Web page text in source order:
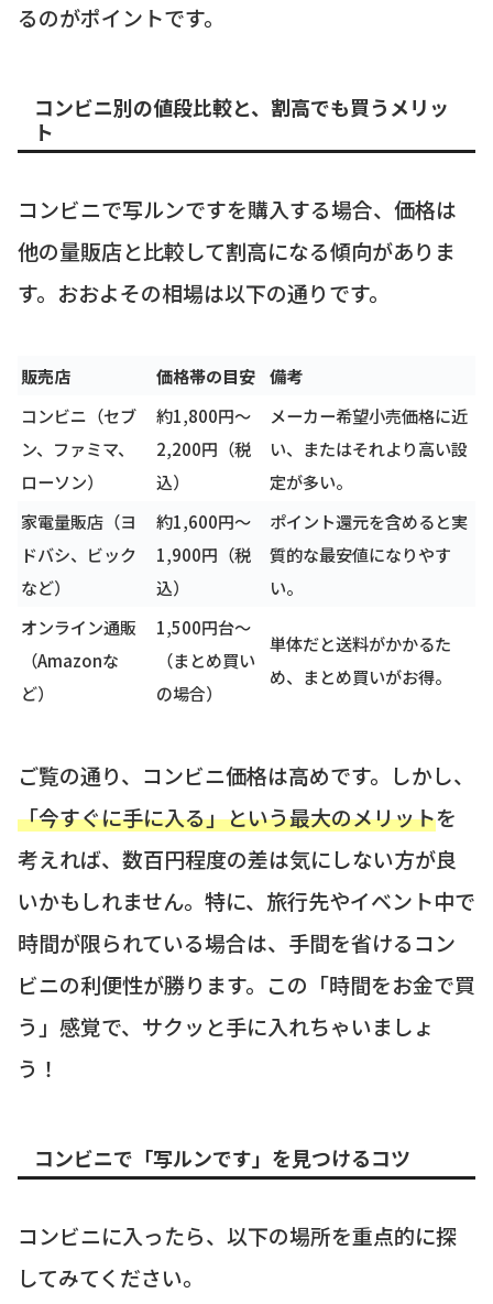
るのがポイントです。
コンビニ別の値段比較と、割高でも買うメリッ
ト
コンビニで写ルンですを購入する場合、価格は
他の量販店と比較して割高になる傾向がありま
す。おおよその相場は以下の通りです。
販売店 価格帯の目安 備考
コンビニ（セブ
ン、ファミマ、
ローソン）
約1,800円〜
2,200円（税
込）
メーカー希望小売価格に近
い、またはそれより高い設
定が多い。
家電量販店（ヨ
ドバシ、ビック
など）
約1,600円〜
1,900円（税
込）
ポイント還元を含めると実
質的な最安値になりやす
い。
オンライン通販
（Amazonな
ど）
1,500円台〜
（まとめ買い
の場合）
単体だと送料がかかるた
め、まとめ買いがお得。
ご覧の通り、コンビニ価格は高めです。しかし、
「今すぐに手に入る」という最大のメリットを
考えれば、数百円程度の差は気にしない方が良
いかもしれません。特に、旅行先やイベント中で
時間が限られている場合は、手間を省けるコン
ビニの利便性が勝ります。この「時間をお金で買
う」感覚で、サクッと手に入れちゃいましょ
う！
コンビニで「写ルンです」を見つけるコツ
コンビニに入ったら、以下の場所を重点的に探
してみてください。